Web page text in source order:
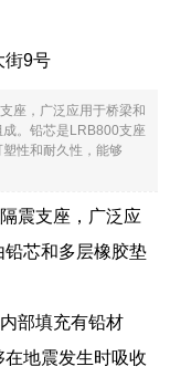
街9号
座，广泛应用于桥梁和
。铅芯是LRB800支座
性和耐久性，能够
震支座，广泛应
铅芯和多层橡胶垫
部填充有铅材
地震发生时吸收